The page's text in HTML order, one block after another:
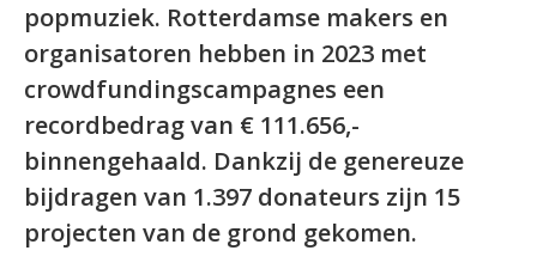
popmuziek. Rotterdamse makers en
organisatoren hebben in 2023 met
crowdfundingscampagnes een
recordbedrag van € 111.656,-
binnengehaald. Dankzij de genereuze
bijdragen van 1.397 donateurs zijn 15
projecten van de grond gekomen.